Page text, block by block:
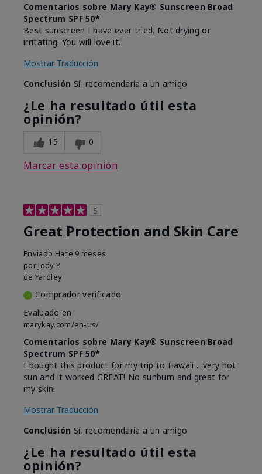
Comentarios sobre Mary Kay® Sunscreen Broad
Spectrum SPF 50*
Best sunscreen I have ever tried. Not drying or
irritating. You will love it.
Mostrar Traducción
Conclusión Sí, recomendaría a un amigo
¿Le ha resultado útil esta
opinión?
15 0
Marcar esta opinión
5
Great Protection and Skin Care
Enviado Hace 9 meses
por Jody Y
de Yardley
Comprador verificado
Evaluado en
marykay.com/en-us/
Comentarios sobre Mary Kay® Sunscreen Broad
Spectrum SPF 50*
I bought this product for my trip to Hawaii .. very hot
sun and it worked GREAT! No sunburn and great for
my skin!
Mostrar Traducción
Conclusión Sí, recomendaría a un amigo
¿Le ha resultado útil esta
opinión?